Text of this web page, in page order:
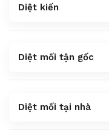
Diệt kiến
Diệt mối tận gốc
Diệt mối tại nhà